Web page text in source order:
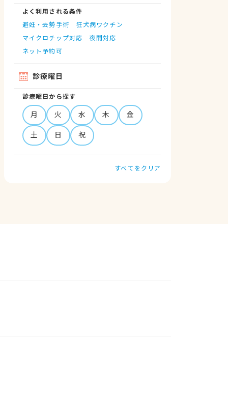
よく利用される条件
避妊・去勢手術
狂犬病ワクチン
マイクロチップ対応
夜間対応
ネット予約可
診療曜日
診療曜日から探す
月 火 水 木
金
土
日 祝
すべてをクリア